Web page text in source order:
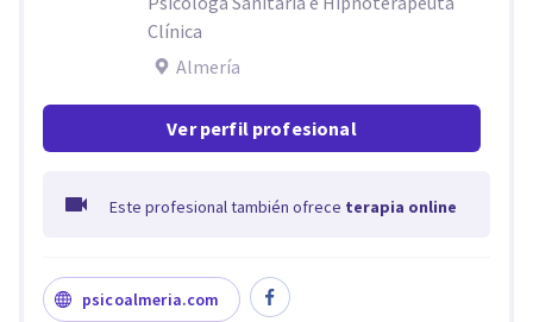
Clínica
Almería
Ver perfil profesional
Este profesional también ofrece terapia online
psicoalmeria.com